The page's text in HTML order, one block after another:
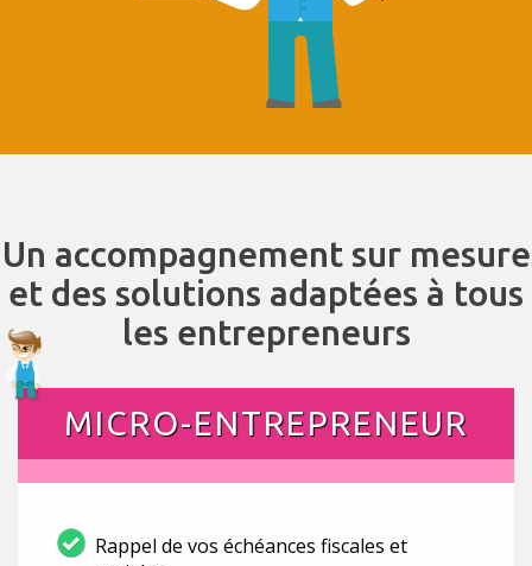
Un accompagnement sur mesure
et des solutions adaptées à tous
les entrepreneurs
MICRO-ENTREPRENEUR
Rappel de vos échéances fiscales et